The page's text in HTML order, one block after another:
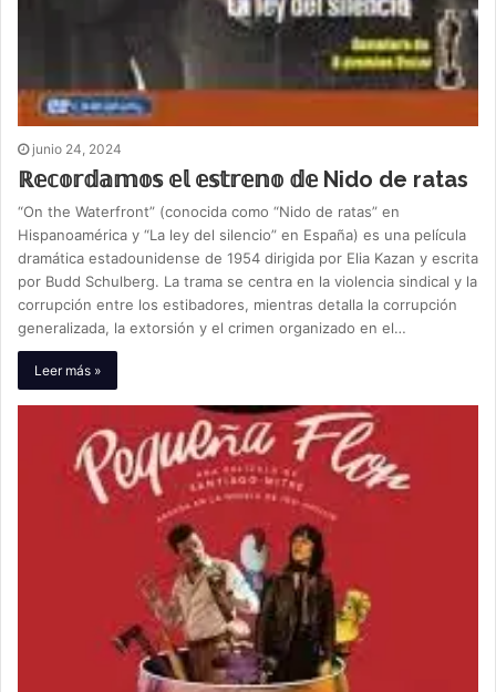
junio 24, 2024
ℝ𝕖𝕔𝕠𝕣𝕕𝕒𝕞𝕠𝕤 𝕖𝕝 𝕖𝕤𝕥𝕣𝕖𝕟𝕠 𝕕𝕖 Nido de ratas
“On the Waterfront” (conocida como “Nido de ratas” en
Hispanoamérica y “La ley del silencio” en España) es una película
dramática estadounidense de 1954 dirigida por Elia Kazan y escrita
por Budd Schulberg. La trama se centra en la violencia sindical y la
corrupción entre los estibadores, mientras detalla la corrupción
generalizada, la extorsión y el crimen organizado en el…
Leer más »